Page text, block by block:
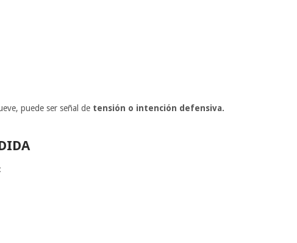
puede ser señal de tensión o intención defensiva.